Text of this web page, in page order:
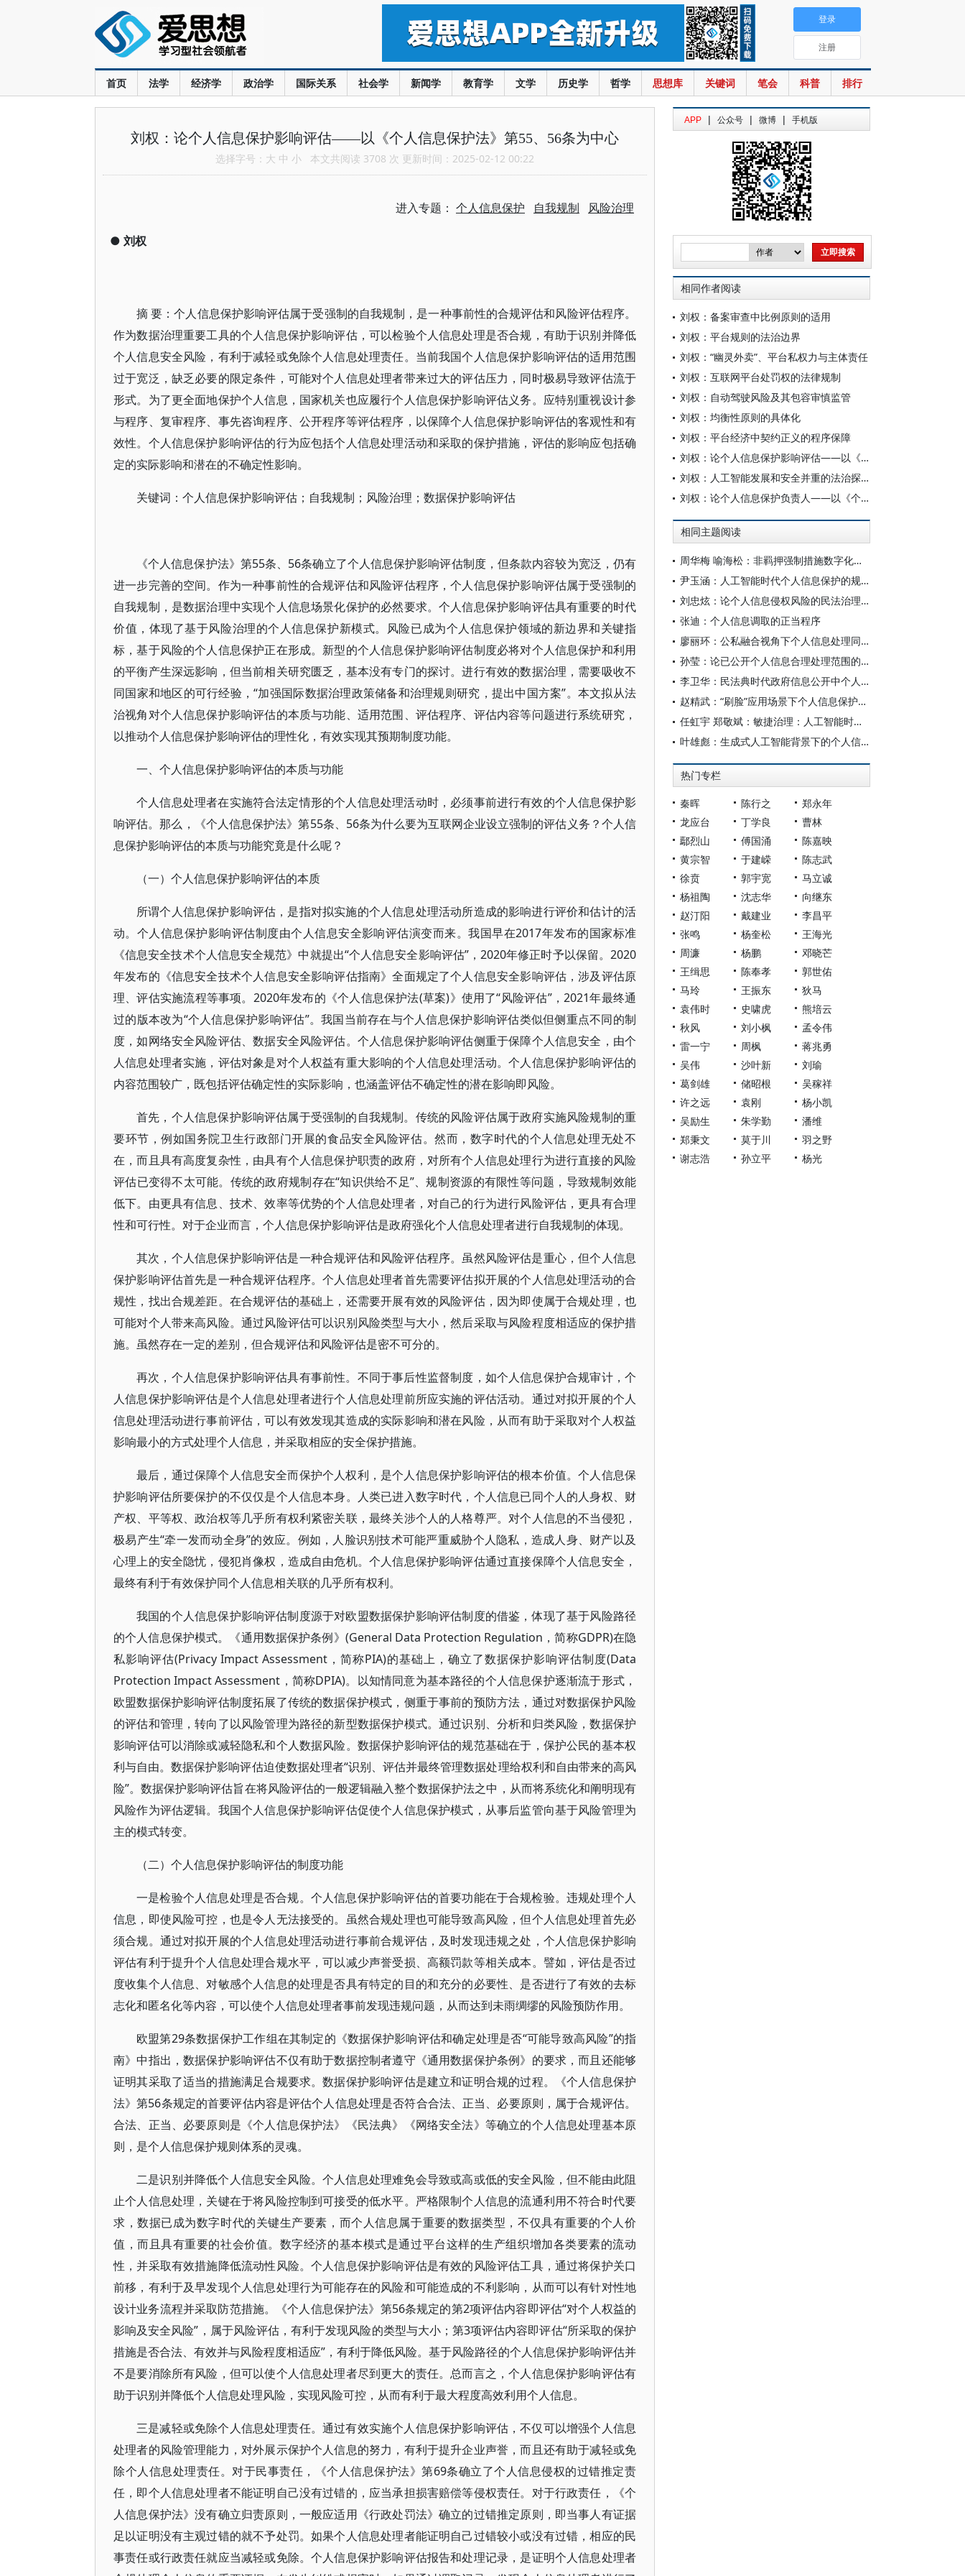
首页 法学 经济学 政治学 国际关系 社会学 新闻学 教育学 文学 历史学 哲学 思想库 关键词 笔会 科普 排行
登录
注册
刘权：论个人信息保护影响评估——以《个人信息保护法》第55、56条为中心
选择字号： 大 中 小 本文共阅读 3708 次 更新时间：2025-02-12 00:22
进入专题： 个人信息保护 自我规制 风险治理
● 刘权
摘 要：个人信息保护影响评估属于受强制的自我规制，是一种事前性的合规评估和风险评估程序。
作为数据治理重要工具的个人信息保护影响评估，可以检验个人信息处理是否合规，有助于识别并降低
个人信息安全风险，有利于减轻或免除个人信息处理责任。当前我国个人信息保护影响评估的适用范围
过于宽泛，缺乏必要的限定条件，可能对个人信息处理者带来过大的评估压力，同时极易导致评估流于
形式。为了更全面地保护个人信息，国家机关也应履行个人信息保护影响评估义务。应特别重视设计参
与程序、复审程序、事先咨询程序、公开程序等评估程序，以保障个人信息保护影响评估的客观性和有
效性。个人信息保护影响评估的行为应包括个人信息处理活动和采取的保护措施，评估的影响应包括确
定的实际影响和潜在的不确定性影响。
关键词：个人信息保护影响评估；自我规制；风险治理；数据保护影响评估
《个人信息保护法》第55条、56条确立了个人信息保护影响评估制度，但条款内容较为宽泛，仍有
进一步完善的空间。作为一种事前性的合规评估和风险评估程序，个人信息保护影响评估属于受强制的
自我规制，是数据治理中实现个人信息场景化保护的必然要求。个人信息保护影响评估具有重要的时代
价值，体现了基于风险治理的个人信息保护新模式。风险已成为个人信息保护领域的新边界和关键指
标，基于风险的个人信息保护正在形成。新型的个人信息保护影响评估制度必将对个人信息保护和利用
的平衡产生深远影响，但当前相关研究匮乏，基本没有专门的探讨。进行有效的数据治理，需要吸收不
同国家和地区的可行经验，“加强国际数据治理政策储备和治理规则研究，提出中国方案”。本文拟从法
治视角对个人信息保护影响评估的本质与功能、适用范围、评估程序、评估内容等问题进行系统研究，
以推动个人信息保护影响评估的理性化，有效实现其预期制度功能。
一、个人信息保护影响评估的本质与功能
个人信息处理者在实施符合法定情形的个人信息处理活动时，必须事前进行有效的个人信息保护影
响评估。那么，《个人信息保护法》第55条、56条为什么要为互联网企业设立强制的评估义务？个人信
息保护影响评估的本质与功能究竟是什么呢？
（一）个人信息保护影响评估的本质
所谓个人信息保护影响评估，是指对拟实施的个人信息处理活动所造成的影响进行评价和估计的活
动。个人信息保护影响评估制度由个人信息安全影响评估演变而来。我国早在2017年发布的国家标准
《信息安全技术个人信息安全规范》中就提出“个人信息安全影响评估”，2020年修正时予以保留。2020
年发布的《信息安全技术个人信息安全影响评估指南》全面规定了个人信息安全影响评估，涉及评估原
理、评估实施流程等事项。2020年发布的《个人信息保护法(草案)》使用了“风险评估”，2021年最终通
过的版本改为“个人信息保护影响评估”。我国当前存在与个人信息保护影响评估类似但侧重点不同的制
度，如网络安全风险评估、数据安全风险评估。个人信息保护影响评估侧重于保障个人信息安全，由个
人信息处理者实施，评估对象是对个人权益有重大影响的个人信息处理活动。个人信息保护影响评估的
内容范围较广，既包括评估确定性的实际影响，也涵盖评估不确定性的潜在影响即风险。
首先，个人信息保护影响评估属于受强制的自我规制。传统的风险评估属于政府实施风险规制的重
要环节，例如国务院卫生行政部门开展的食品安全风险评估。然而，数字时代的个人信息处理无处不
在，而且具有高度复杂性，由具有个人信息保护职责的政府，对所有个人信息处理行为进行直接的风险
评估已变得不太可能。传统的政府规制存在“知识供给不足”、规制资源的有限性等问题，导致规制效能
低下。由更具有信息、技术、效率等优势的个人信息处理者，对自己的行为进行风险评估，更具有合理
性和可行性。对于企业而言，个人信息保护影响评估是政府强化个人信息处理者进行自我规制的体现。
其次，个人信息保护影响评估是一种合规评估和风险评估程序。虽然风险评估是重心，但个人信息
保护影响评估首先是一种合规评估程序。个人信息处理者首先需要评估拟开展的个人信息处理活动的合
规性，找出合规差距。在合规评估的基础上，还需要开展有效的风险评估，因为即使属于合规处理，也
可能对个人带来高风险。通过风险评估可以识别风险类型与大小，然后采取与风险程度相适应的保护措
施。虽然存在一定的差别，但合规评估和风险评估是密不可分的。
再次，个人信息保护影响评估具有事前性。不同于事后性监督制度，如个人信息保护合规审计，个
人信息保护影响评估是个人信息处理者进行个人信息处理前所应实施的评估活动。通过对拟开展的个人
信息处理活动进行事前评估，可以有效发现其造成的实际影响和潜在风险，从而有助于采取对个人权益
影响最小的方式处理个人信息，并采取相应的安全保护措施。
最后，通过保障个人信息安全而保护个人权利，是个人信息保护影响评估的根本价值。个人信息保
护影响评估所要保护的不仅仅是个人信息本身。人类已进入数字时代，个人信息已同个人的人身权、财
产权、平等权、政治权等几乎所有权利紧密关联，最终关涉个人的人格尊严。对个人信息的不当侵犯，
极易产生“牵一发而动全身”的效应。例如，人脸识别技术可能严重威胁个人隐私，造成人身、财产以及
心理上的安全隐忧，侵犯肖像权，造成自由危机。个人信息保护影响评估通过直接保障个人信息安全，
最终有利于有效保护同个人信息相关联的几乎所有权利。
我国的个人信息保护影响评估制度源于对欧盟数据保护影响评估制度的借鉴，体现了基于风险路径
的个人信息保护模式。《通用数据保护条例》(General Data Protection Regulation，简称GDPR)在隐
私影响评估(Privacy Impact Assessment，简称PIA)的基础上，确立了数据保护影响评估制度(Data
Protection Impact Assessment，简称DPIA)。以知情同意为基本路径的个人信息保护逐渐流于形式，
欧盟数据保护影响评估制度拓展了传统的数据保护模式，侧重于事前的预防方法，通过对数据保护风险
的评估和管理，转向了以风险管理为路径的新型数据保护模式。通过识别、分析和归类风险，数据保护
影响评估可以消除或减轻隐私和个人数据风险。数据保护影响评估的规范基础在于，保护公民的基本权
利与自由。数据保护影响评估迫使数据处理者“识别、评估并最终管理数据处理给权利和自由带来的高风
险”。数据保护影响评估旨在将风险评估的一般逻辑融入整个数据保护法之中，从而将系统化和阐明现有
风险作为评估逻辑。我国个人信息保护影响评估促使个人信息保护模式，从事后监管向基于风险管理为
主的模式转变。
（二）个人信息保护影响评估的制度功能
一是检验个人信息处理是否合规。个人信息保护影响评估的首要功能在于合规检验。违规处理个人
信息，即使风险可控，也是令人无法接受的。虽然合规处理也可能导致高风险，但个人信息处理首先必
须合规。通过对拟开展的个人信息处理活动进行事前合规评估，及时发现违规之处，个人信息保护影响
评估有利于提升个人信息处理合规水平，可以减少声誉受损、高额罚款等相关成本。譬如，评估是否过
度收集个人信息、对敏感个人信息的处理是否具有特定的目的和充分的必要性、是否进行了有效的去标
志化和匿名化等内容，可以使个人信息处理者事前发现违规问题，从而达到未雨绸缪的风险预防作用。
欧盟第29条数据保护工作组在其制定的《数据保护影响评估和确定处理是否“可能导致高风险”的指
南》中指出，数据保护影响评估不仅有助于数据控制者遵守《通用数据保护条例》的要求，而且还能够
证明其采取了适当的措施满足合规要求。数据保护影响评估是建立和证明合规的过程。《个人信息保护
法》第56条规定的首要评估内容是评估个人信息处理是否符合合法、正当、必要原则，属于合规评估。
合法、正当、必要原则是《个人信息保护法》《民法典》《网络安全法》等确立的个人信息处理基本原
则，是个人信息保护规则体系的灵魂。
二是识别并降低个人信息安全风险。个人信息处理难免会导致或高或低的安全风险，但不能由此阻
止个人信息处理，关键在于将风险控制到可接受的低水平。严格限制个人信息的流通利用不符合时代要
求，数据已成为数字时代的关键生产要素，而个人信息属于重要的数据类型，不仅具有重要的个人价
值，而且具有重要的社会价值。数字经济的基本模式是通过平台这样的生产组织增加各类要素的流动
性，并采取有效措施降低流动性风险。个人信息保护影响评估是有效的风险评估工具，通过将保护关口
前移，有利于及早发现个人信息处理行为可能存在的风险和可能造成的不利影响，从而可以有针对性地
设计业务流程并采取防范措施。《个人信息保护法》第56条规定的第2项评估内容即评估“对个人权益的
影响及安全风险”，属于风险评估，有利于发现风险的类型与大小；第3项评估内容即评估“所采取的保护
措施是否合法、有效并与风险程度相适应”，有利于降低风险。基于风险路径的个人信息保护影响评估并
不是要消除所有风险，但可以使个人信息处理者尽到更大的责任。总而言之，个人信息保护影响评估有
助于识别并降低个人信息处理风险，实现风险可控，从而有利于最大程度高效利用个人信息。
三是减轻或免除个人信息处理责任。通过有效实施个人信息保护影响评估，不仅可以增强个人信息
处理者的风险管理能力，对外展示保护个人信息的努力，有利于提升企业声誉，而且还有助于减轻或免
除个人信息处理责任。对于民事责任，《个人信息保护法》第69条确立了个人信息侵权的过错推定责
任，即个人信息处理者不能证明自己没有过错的，应当承担损害赔偿等侵权责任。对于行政责任，《个
人信息保护法》没有确立归责原则，一般应适用《行政处罚法》确立的过错推定原则，即当事人有证据
足以证明没有主观过错的就不予处罚。如果个人信息处理者能证明自己过错较小或没有过错，相应的民
事责任或行政责任就应当减轻或免除。个人信息保护影响评估报告和处理记录，是证明个人信息处理者
APP | 公众号 | 微博 | 手机版
相同作者阅读
刘权：备案审查中比例原则的适用
刘权：平台规则的法治边界
刘权：“幽灵外卖”、平台私权力与主体责任
刘权：互联网平台处罚权的法律规制
刘权：自动驾驶风险及其包容审慎监管
刘权：均衡性原则的具体化
刘权：平台经济中契约正义的程序保障
刘权：论个人信息保护影响评估——以《个人信息保护法》第55、56条为中心
刘权：人工智能发展和安全并重的法治探究
刘权：论个人信息保护负责人——以《个人信息保护法》第52条为中心
相同主题阅读
周华梅 喻海松：非羁押强制措施数字化监管的制度建构
尹玉涵：人工智能时代个人信息保护的规制选择——一个时间秩序的视角
刘忠炫：论个人信息侵权风险的民法治理路径
张迪：个人信息调取的正当程序
廖丽环：公私融合视角下个人信息处理同意的对价解释
孙莹：论已公开个人信息合理处理范围的认定
李卫华：民法典时代政府信息公开中个人私密信息保护研究
赵精武：“刷脸”应用场景下个人信息保护影响评估的适用路径
任虹宇 郑敬斌：敏捷治理：人工智能时代意识形态风险治理革新进路
叶雄彪：生成式人工智能背景下的个人信息保护：范式转换与规则完善
热门专栏
秦晖 陈行之
郑永年
龙应台
丁学良
曹林
鄢烈山
傅国涌
陈嘉映
黄宗智
于建嵘
陈志武
徐贲
郭宇宽
马立诚
杨祖陶
沈志华
向继东
赵汀阳
戴建业
李昌平
张鸣
杨奎松
王海光
周濂
杨鹏
邓晓芒
王缉思
陈奉孝
郭世佑
马玲
王振东
狄马
袁伟时
史啸虎
熊培云
秋风
刘小枫
孟令伟
雷一宁
周枫
蒋兆勇
吴伟
沙叶新
刘瑜
葛剑雄
储昭根
吴稼祥
许之远
袁刚
杨小凯
吴励生
朱学勤
潘维
郑秉文
莫于川
羽之野
谢志浩
孙立平 杨光